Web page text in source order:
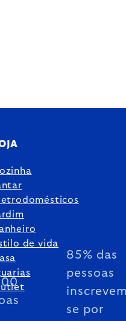
85% das
pessoas
se por
de vida